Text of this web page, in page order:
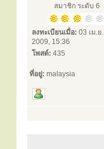
สมาชิก ระดับ 6
ลงทะเบียนเมื่อ: 03 เม.ย.
2009, 15:36
โพสต์: 435
ที่อยู่: malaysia